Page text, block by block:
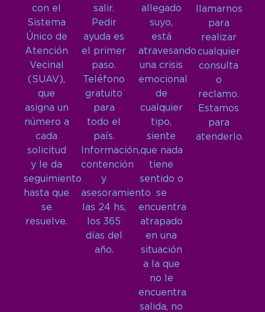
con el
Sistema
Único de
Atención
Vecinal
(SUAV),
que
asigna un
número a
cada
solicitud
y le da
seguimiento
hasta que
se
resuelve.
salir.
Pedir
ayuda es
el primer
paso.
Teléfono
gratuito
para
todo el
país.
Información,
contención
y
asesoramiento
las 24 hs,
los 365
días del
año.
allegado
suyo,
está
atravesando
una crisis
emocional
de
cualquier
tipo,
siente
que nada
tiene
sentido o
se
encuentra
atrapado
en una
situación
a la que
no le
encuentra
salida, no
llamarnos
para
realizar
cualquier
consulta
o
reclamo.
Estamos
para
atenderlo.